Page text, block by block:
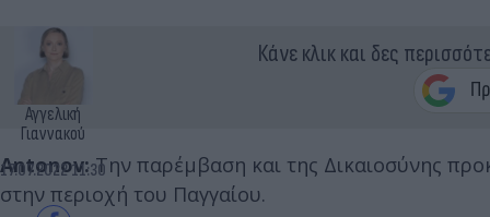
Αγγελική
Γιαννακού
17.07.2022 11:30
Κάνε κλικ και δες
Antonov:Την παρέμβαση και της Δικαιοσύνης
στην περιοχή του Παγγαίου.